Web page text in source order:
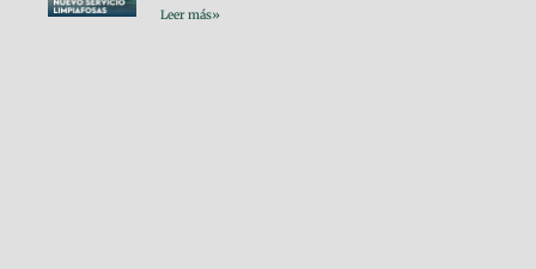
Leer más»